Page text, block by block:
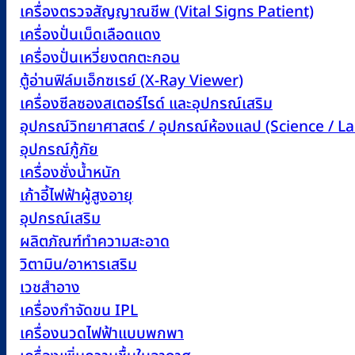
เครื่องตรวจสัญญาณชีพ (Vital Signs Patient)
เครื่องปั่นเม็ดเลือดแดง
เครื่องปั่นเหวี่ยงตกตะกอน
ตู้อ่านฟิล์มเอ็กซเรย์ (X-Ray Viewer)
เครื่องซีลซองสเตอร์ไรด์ และอุปกรณ์เสริม
อุปกรณ์วิทยาศาสตร์ / อุปกรณ์ห้องแลป (Science /
อุปกรณ์กู้ภัย
เครื่องชั่งน้ำหนัก
เก้าอี้ไฟฟ้าผู้สูงอายุ
อุปกรณ์เสริม
ผลิตภัณฑ์ทำความสะอาด
วิตามิน/อาหารเสริม
เวชสำอาง
เครื่องกำจัดขน IPL
เครื่องนวดไฟฟ้าแบบพกพา